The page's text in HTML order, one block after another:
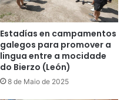
Estadías en campamentos
galegos para promover a
lingua entre a mocidade
do Bierzo (León)
8 de Maio de 2025